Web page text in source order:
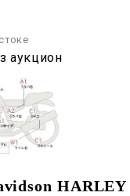
HARLEY
аукцион